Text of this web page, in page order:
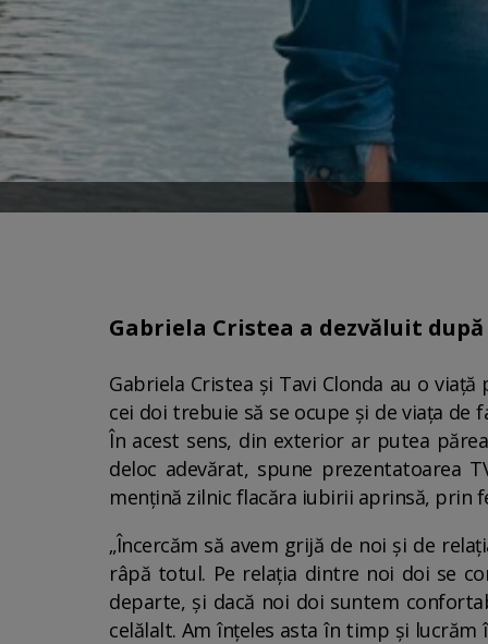
Gabriela Cristea a dezvăluit
Gabriela Cristea și Tavi Clonda au o
cei doi trebuie să se ocupe și de viața
În acest sens, din exterior ar putea
deloc adevărat, spune prezentatoarea
mențină zilnic flacăra iubirii aprinsă, prin
„Încercăm să avem grijă de noi și de
râpă totul. Pe relația dintre noi doi se
departe, și dacă noi doi suntem
celălalt. Am înțeles asta în timp și lucrăm